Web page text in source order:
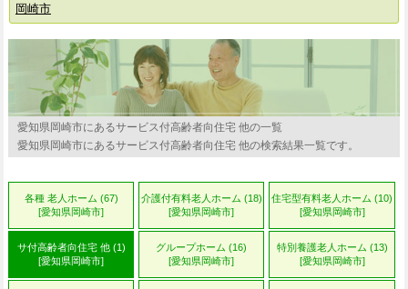
岡崎市
愛知県岡崎市にあるサービス付高齢者向住宅 他の一覧
愛知県岡崎市にあるサービス付高齢者向住宅 他の検索結果一覧です。
各種 老人ホーム (67)
[愛知県岡崎市]
介護付有料老人ホーム (18)
[愛知県岡崎市]
住宅型有料老人ホーム (10)
[愛知県岡崎市]
サ付高齢者向住宅 他 (1)
[愛知県岡崎市]
グループホーム (16)
[愛知県岡崎市]
特別養護老人ホーム (13)
[愛知県岡崎市]